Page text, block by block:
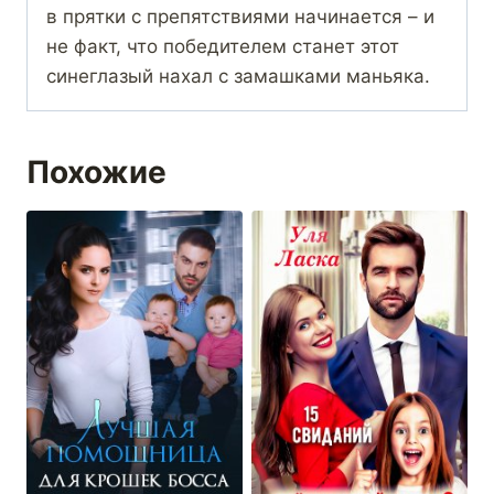
в прятки с препятствиями начинается – и
не факт, что победителем станет этот
синеглазый нахал с замашками маньяка.
Похожие